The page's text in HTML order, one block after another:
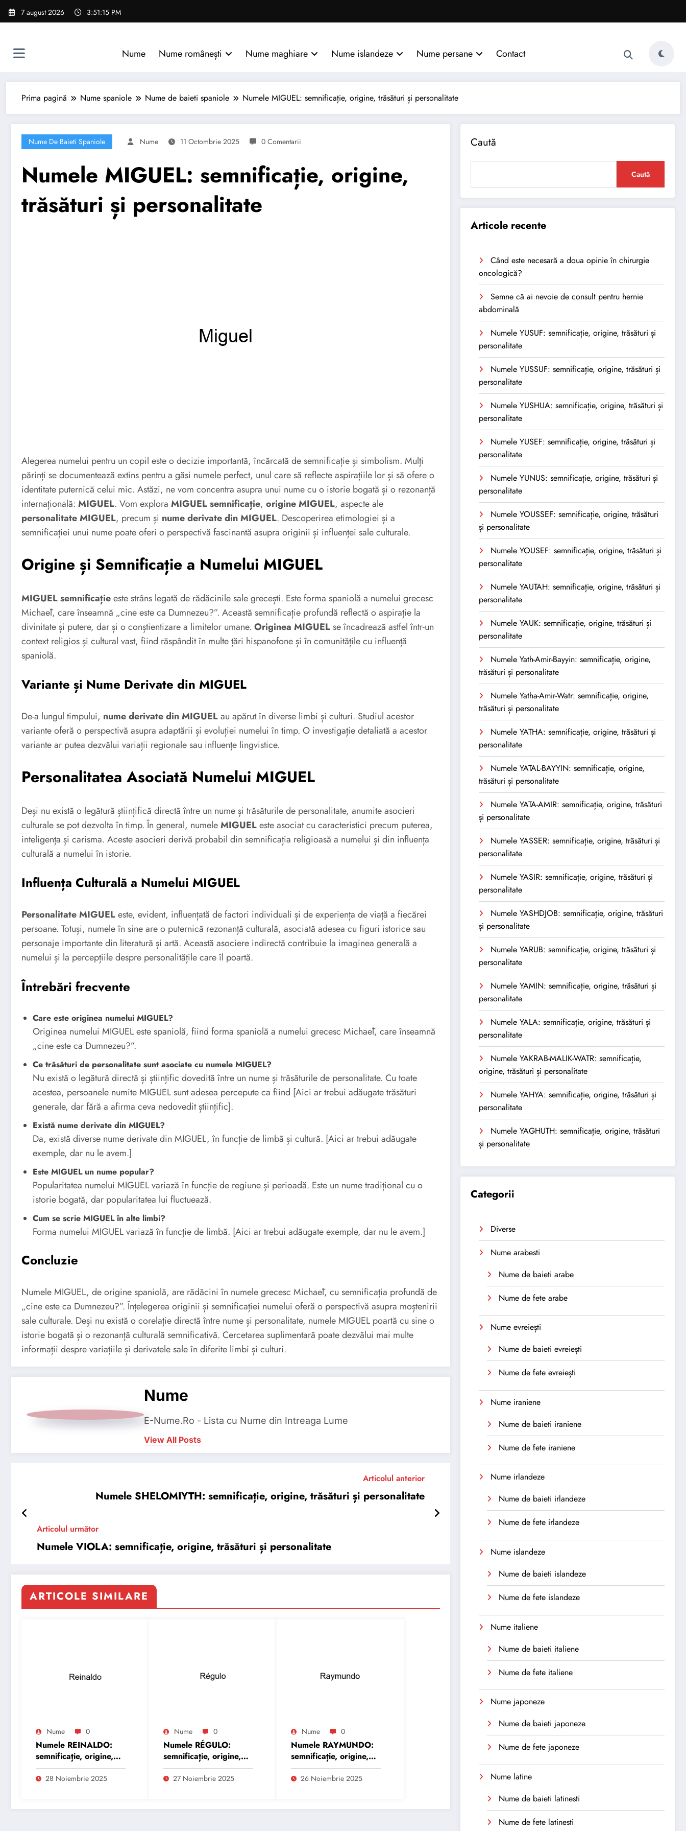
Sari
7 august 2026 3:51:16 PM
Nume Nume românești Nume maghiare Nume islandeze Nume persane Contact
Prima pagină Nume spaniole Nume de baieti spaniole Numele MIGUEL: semnificație, origine, trăsături și personalitate
Nume De Baieti Spaniole Nume 11 Octombrie 2025 0 Comentarii
Numele MIGUEL: semnificație, origine,
trăsături și personalitate
Alegerea numelui pentru un copil este o decizie importantă, încărcată de semnificație și simbolism. Mulți
părinți se documentează extins pentru a găsi numele perfect, unul care să reflecte aspirațiile lor și să ofere o
identitate puternică celui mic. Astăzi, ne vom concentra asupra unui nume cu o istorie bogată și o rezonanță
internațională: MIGUEL. Vom explora MIGUEL semnificație, origine MIGUEL, aspecte ale
personalitate MIGUEL, precum și nume derivate din MIGUEL. Descoperirea etimologiei și a
semnificației unui nume poate oferi o perspectivă fascinantă asupra originii și influenței sale culturale.
Origine și Semnificație a Numelui MIGUEL
MIGUEL semnificațieeste strâns legată de rădăcinile sale grecești. Este forma spaniolă a numelui grecesc
Michaēl, care înseamnă „cine este ca Dumnezeu?”. Această semnificație profundă reflectă o aspirație la
divinitate și putere, dar și o conștientizare a limitelor umane. Originea MIGUELse încadrează astfel într-un
context religios și cultural vast, fiind răspândit în multe țări hispanofone și în comunitățile cu influență
spaniolă.
Variante și Nume Derivate din MIGUEL
De-a lungul timpului, nume derivate din MIGUELau apărut în diverse limbi și culturi. Studiul acestor
variante oferă o perspectivă asupra adaptării și evoluției numelui în timp. O investigație detaliată a acestor
variante ar putea dezvălui variații regionale sau influențe lingvistice.
Personalitatea Asociată Numelui MIGUEL
Deși nu există o legătură științifică directă între un nume și trăsăturile de personalitate, anumite asocieri
culturale se pot dezvolta în timp. În general, numeleMIGUELeste asociat cu caracteristici precum puterea,
inteligența și carisma. Aceste asocieri derivă probabil din semnificația religioasă a numelui și din influența
culturală a numelui în istorie.
Influența Culturală a Numelui MIGUEL
Personalitate MIGUELeste, evident, influențată de factori individuali și de experiența de viață a fiecărei
persoane. Totuși, numele în sine are o puternică rezonanță culturală, asociată adesea cu figuri istorice sau
personaje importante din literatură și artă. Această asociere indirectă contribuie la imaginea generală a
numelui și la percepțiile despre personalitățile care îl poartă.
Întrebări frecvente
Care este originea numelui MIGUEL?
Originea numelui MIGUEL este spaniolă, fiind forma spaniolă a numelui grecesc Michaēl, care înseamnă
„cine este ca Dumnezeu?”.
Ce trăsături de personalitate sunt asociate cu numele MIGUEL?
Nu există o legătură directă și științific dovedită între un nume și trăsăturile de personalitate. Cu toate
acestea, persoanele numite MIGUEL sunt adesea percepute ca fiind [Aici ar trebui adăugate trăsături
generale, dar fără a afirma ceva nedovedit științific].
Există nume derivate din MIGUEL?
Da, există diverse nume derivate din MIGUEL, în funcție de limbă și cultură. [Aici ar trebui adăugate
exemple, dar nu le avem.]
Este MIGUEL un nume popular?
Popularitatea numelui MIGUEL variază în funcție de regiune și perioadă. Este un nume tradițional cu o
istorie bogată, dar popularitatea lui fluctuează.
Cum se scrie MIGUEL în alte limbi?
Forma numelui MIGUEL variază în funcție de limbă. [Aici ar trebui adăugate exemple, dar nu le avem.]
Concluzie
Numele MIGUEL, de origine spaniolă, are rădăcini în numele grecesc Michaēl, cu semnificația profundă de
„cine este ca Dumnezeu?”. Înțelegerea originii și semnificației numelui oferă o perspectivă asupra moștenirii
sale culturale. Deși nu există o corelație directă între nume și personalitate, numele MIGUEL poartă cu sine o
istorie bogată și o rezonanță culturală semnificativă. Cercetarea suplimentară poate dezvălui mai multe
informații despre variațiile și derivatele sale în diferite limbi și culturi.
Nume
E-Nume.Ro - Lista cu Nume din Intreaga Lume
View All Posts
Articolul anterior
Numele SHELOMIYTH: semnificație, origine, trăsături și personalitate
Articolul următor
Numele VIOLA: semnificație, origine, trăsături și personalitate
ARTICOLE SIMILARE
Nume 0
Numele REINALDO:
semnificație, origine,
trăsături și
personalitate
28 Noiembrie 2025
Nume 0
Numele RÉGULO:
semnificație, origine,
trăsături și
personalitate
27 Noiembrie 2025
Nume 0
Numele RAYMUNDO:
semnificație, origine,
trăsături și
personalitate
26 Noiembrie 2025
Caută
Caută
Articole recente
Când este necesară a doua opinie în chirurgie
oncologică?
Semne că ai nevoie de consult pentru hernie
abdominală
Numele YUSUF: semnificație, origine, trăsături și
personalitate
Numele YUSSUF: semnificație, origine, trăsături și
personalitate
Numele YUSHUA: semnificație, origine, trăsături și
personalitate
Numele YUSEF: semnificație, origine, trăsături și
personalitate
Numele YUNUS: semnificație, origine, trăsături și
personalitate
Numele YOUSSEF: semnificație, origine, trăsături
și personalitate
Numele YOUSEF: semnificație, origine, trăsături și
personalitate
Numele YAUTAH: semnificație, origine, trăsături și
personalitate
Numele YAUK: semnificație, origine, trăsături și
personalitate
Numele Yath-Amir-Bayyin: semnificație, origine,
trăsături și personalitate
Numele Yatha-Amir-Watr: semnificație, origine,
trăsături și personalitate
Numele YATHA: semnificație, origine, trăsături și
personalitate
Numele YATAL-BAYYIN: semnificație, origine,
trăsături și personalitate
Numele YATA-AMIR: semnificație, origine, trăsături
și personalitate
Numele YASSER: semnificație, origine, trăsături și
personalitate
Numele YASIR: semnificație, origine, trăsături și
personalitate
Numele YASHDJOB: semnificație, origine, trăsături
și personalitate
Numele YARUB: semnificație, origine, trăsături și
personalitate
Numele YAMIN: semnificație, origine, trăsături și
personalitate
Numele YALA: semnificație, origine, trăsături și
personalitate
Numele YAKRAB-MALIK-WATR: semnificație,
origine, trăsături și personalitate
Numele YAHYA: semnificație, origine, trăsături și
personalitate
Numele YAGHUTH: semnificație, origine, trăsături
și personalitate
Categorii
Diverse
Nume arabesti
Nume de baieti arabe
Nume de fete arabe
Nume evreiești
Nume de baieti evreiești
Nume de fete evreiești
Nume iraniene
Nume de baieti iraniene
Nume de fete iraniene
Nume irlandeze
Nume de baieti irlandeze
Nume de fete irlandeze
Nume islandeze
Nume de baieti islandeze
Nume de fete islandeze
Nume italiene
Nume de baieti italiene
Nume de fete italiene
Nume japoneze
Nume de baieti japoneze
Nume de fete japoneze
Nume latine
Nume de baieti latinesti
Nume de fete latinesti